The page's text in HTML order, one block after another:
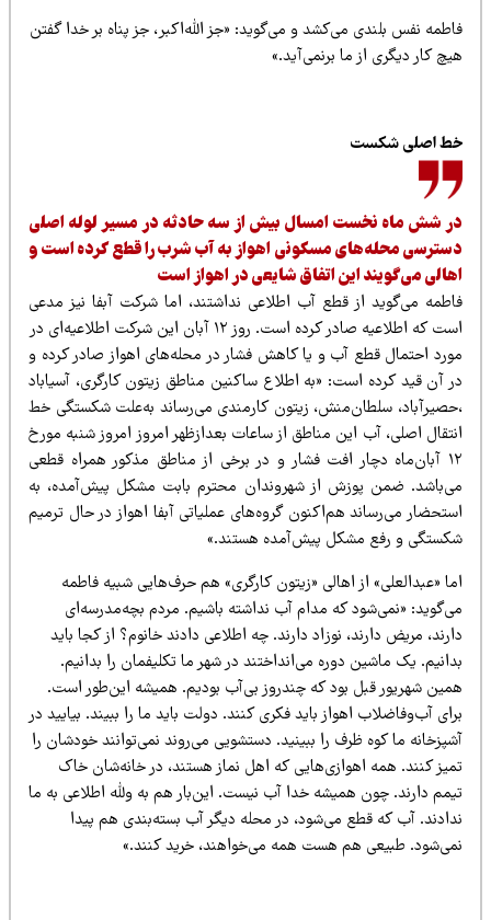
نفس بلندی می‌کشد و می‌گوید: «جز الله‌اکبر، جز پناه بر خدا گفتن
کار دیگری از ما برنمی‌آید.»‌
اصلی شکست
شش ماه نخست امسال بیش از سه حادثه در مسیر لوله اصلی
محله‌های مسکونی اهواز به آب شرب را قطع کرده است و
می‌گویند این اتفاق شایعی در اهواز است
می‌گوید از قطع آب اطلاعی نداشتند، اما شرکت آبفا نیز مدعی
است که اطلاعیه صادر کرده است. روز ۱۲ آبان این شرکت اطلاعیه‌ای در
احتمال قطع آب و یا کاهش فشار در محله‌های اهواز صادر کرده و
آن قید کرده است: «به اطلاع ساکنین مناطق زیتون کارگری، آسیاباد
سلطان‌منش، زیتون کارمندی می‌رساند به‌علت شکستگی خط
اصلی، آب این مناطق از ساعات بعدازظهر امروز امروز شنبه مورخ
۱۲ آبان‌ماه دچار افت فشار و در برخی از مناطق مذکور همراه قطعی
ضمن پوزش از شهروندان محترم بابت مشکل پیش‌آمده، به
می‌رساند هم‌اکنون گروه‌های عملیاتی آبفا اهواز در حال ترمیم
و رفع مشکل پیش‌آمده هستند.»
«عبدالعلی» از اهالی «زیتون کارگری» هم حرف‌هایی شبیه فاطمه
«نمی‌شود که مدام آب نداشته باشیم. مردم بچه‌مدرسه‌ای
مریض دارند، نوزاد دارند. چه اطلاعی دادند خانوم؟ از کجا باید
یک ماشین دوره می‌انداختند در شهر ما تکلیفمان را بدانیم.
شهریور قبل بود که چندروز بی‌آب بودیم. همیشه این‌طور است.
آب‌وفاضلاب اهواز باید فکری کنند. دولت باید ما را ببیند. بیایید در
ما کوه ظرف را ببینید. دستشویی می‌روند نمی‌توانند خودشان را
کنند. همه ا هوازی‌هایی که اهل نماز هستند،در خانه‌شان خاک
دارند. چون همیشه خدا آب نیست. این‌بار هم به ولله اطلاعی به ما
آب که قطع می‌شود، در محله دیگر آب بسته‌بندی هم پیدا
طبیعی هم هست همه می‌خواهند، خرید کنند.»